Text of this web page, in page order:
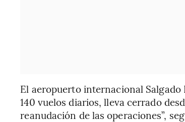
El aeropuerto internacional
140 vuelos diarios, lleva cerrado
reanudación de las operaciones”,